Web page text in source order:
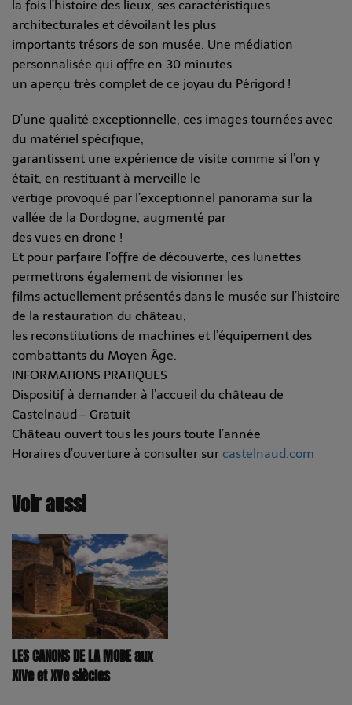
la fois l’histoire des lieux, ses caractéristiques
architecturales et dévoilant les plus
importants trésors de son musée. Une médiation
personnalisée qui offre en 30 minutes
un aperçu très complet de ce joyau du Périgord !
D’une qualité exceptionnelle, ces images tournées avec
du matériel spécifique,
garantissent une expérience de visite comme si l’on y
était, en restituant à merveille le
vertige provoqué par l’exceptionnel panorama sur la
vallée de la Dordogne, augmenté par
des vues en drone !
Et pour parfaire l’offre de découverte, ces lunettes
permettrons également de visionner les
films actuellement présentés dans le musée sur l’histoire
de la restauration du château,
les reconstitutions de machines et l’équipement des
combattants du Moyen Âge.
INFORMATIONS PRATIQUES
Dispositif à demander à l’accueil du château de
Castelnaud – Gratuit
Château ouvert tous les jours toute l’année
Horaires d’ouverture à consulter sur castelnaud.com
Voir aussi
LES CANONS DE LA MODE aux
XIVe et XVe siècles